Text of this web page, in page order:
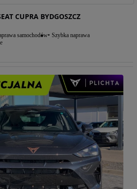
CUPRA BYDGOSZCZ
samochodów Szybka naprawa